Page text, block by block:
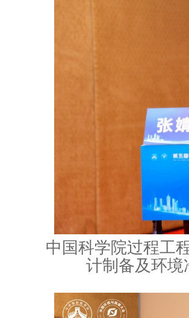
中国科学院过程工
计制备及环